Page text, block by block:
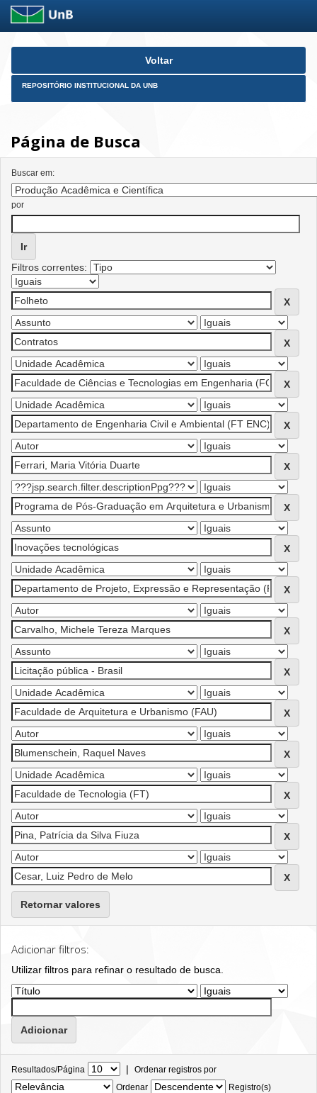
Skip
Voltar
REPOSITÓRIO INSTITUCIONAL DA UNB
Página de Busca
Buscar em:
por
Filtros correntes:
Retornar valores
Adicionar filtros:
Utilizar filtros para refinar o resultado de busca.
Resultados/Página | Ordenar registros por
Ordenar
Registro(s)